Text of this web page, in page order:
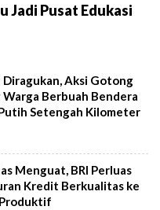
Jadi Pusat Edukasi
Diragukan, Aksi Gotong
Warga Berbuah Bendera
Setengah Kilometer
Menguat, BRI Perluas
Kredit Berkualitas ke